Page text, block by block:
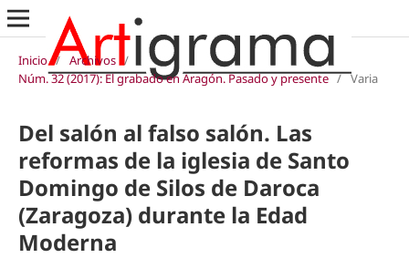
Inicio / Archivos /
Núm. 32 (2017): El grabado en Aragón. Pasado y presente / Varia
Del salón al falso salón. Las
reformas de la iglesia de Santo
Domingo de Silos de Daroca
(Zaragoza) durante la Edad
Moderna